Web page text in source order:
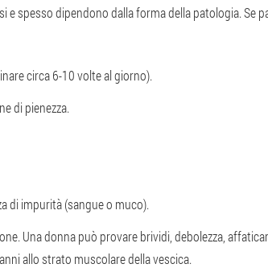
e spesso dipendono dalla forma della patologia. Se
circa 6-10 volte al giorno).
di pienezza.
di impurità (sangue o muco).
Una donna può provare brividi, debolezza,
allo strato muscolare della vescica.